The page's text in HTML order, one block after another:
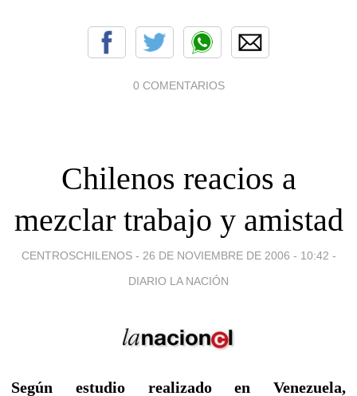
0 COMENTARIOS
Chilenos reacios a
mezclar trabajo y amistad
CENTROSCHILENOS - 26 DE NOVIEMBRE DE 2006 - 10:42 -
DIARIO LA NACIÓN
Según estudio realizado en Venezuela,